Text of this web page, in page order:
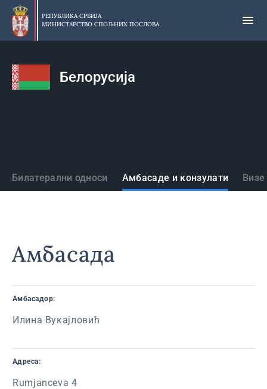
Прескочи
главни
део
РЕПУБЛИКА СРБИЈА
МИНИСТАРСТВО СПОЉНИХ ПОСЛОВА
Белорусија
Државе
Билатерални односи Амбасаде и конзулати
Амбасада
Амбасадор:
Илина Вукајловић
Адреса:
Rumjanceva 4